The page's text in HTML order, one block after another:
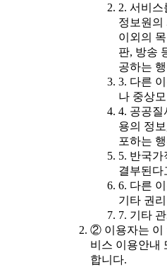
2. 서비
정보원의
이외의
판, 방송
공하는 행
3. 다른
나 중상
4. 공공질
용의 정
포하는 행
5. 반국
결부된다
6. 다른
기타 권
7. 기타
② 이용자는 이
비스 이용안내
합니다.